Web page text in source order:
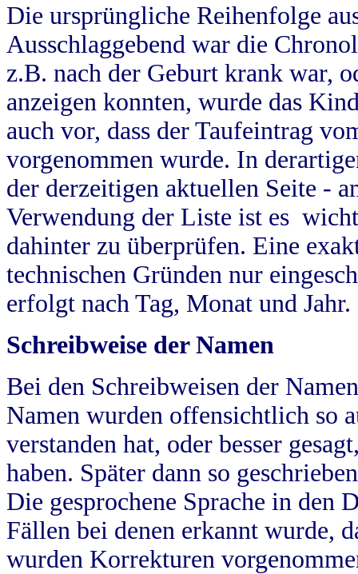
Die ursprüngliche Reihenfolge
Ausschlaggebend war die
z.B. nach der Geburt krank war,
anzeigen konnten, wurde das
auch vor, dass der Taufeintrag
vorgenommen wurde. In
der derzeitigen aktuellen Seite -
Verwendung der Liste ist es
dahinter zu überprüfen. Eine
technischen Gründen nur
erfolgt nach Tag, Monat und Jahr.
Schreibweise der Namen
Bei den Schreibweisen der
Namen wurden offensichtlich so
verstanden hat, oder besser
haben. Später dann so
Die gesprochene Sprache in
Fällen bei denen erkannt wurde,
wurden Korrekturen